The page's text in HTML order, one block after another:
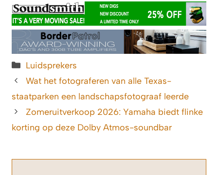
Categorieën
Luidsprekers
Wat het fotograferen van alle Texas-
staatparken een landschapsfotograaf leerde
Zomeruitverkoop 2026: Yamaha biedt flinke
korting op deze Dolby Atmos-soundbar